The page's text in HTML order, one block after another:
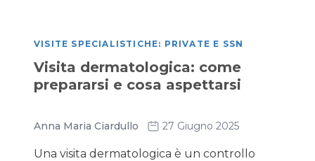
VISITE SPECIALISTICHE: PRIVATE E SSN
Visita dermatologica: come
prepararsi e cosa aspettarsi
Anna Maria Ciardullo 27 Giugno 2025
Una visita dermatologica è un controllo